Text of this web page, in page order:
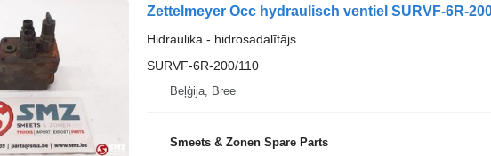
Hidraulika - hidrosadalītājs
SURVF-6R-200/110
Beļģija, Bree
Smeets & Zonen Spare Parts